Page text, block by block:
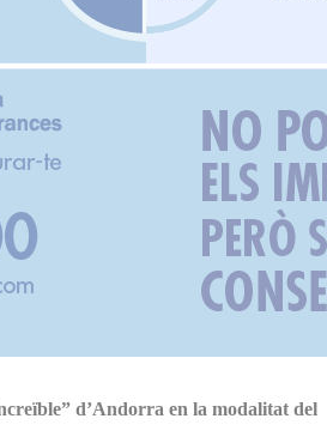
d’Andorra en la modalitat del